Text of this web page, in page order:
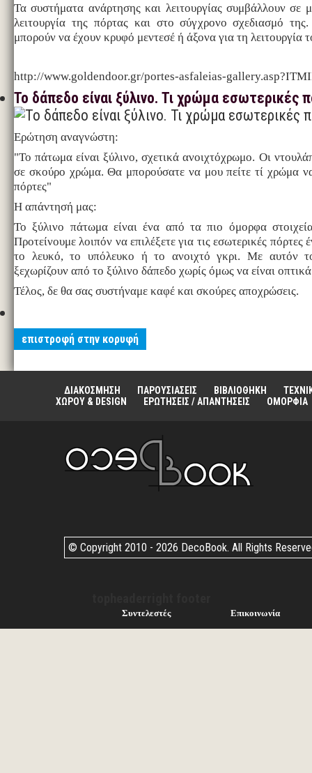
Τα συστήματα ανάρτησης και λειτουργίας συμβάλλουν σε
λειτουργία της πόρτας και στο σύγχρονο σχεδιασμό
μπορούν να έχουν κρυφό μεντεσέ ή άξονα για τη λειτουργία
http://www.goldendoor.gr/portes-asfaleias-
Το δάπεδο είναι ξύλινο. Τι χρώμα εσωτερικές
Ερώτηση αναγνώστη:
"Το πάτωμα είναι ξύλινο, σχετικά ανοιχτόχρωμο. Οι
σε σκούρο χρώμα. Θα μπορούσατε να μου πείτε τί χρώμα να
πόρτες"
Η απάντησή μας:
Το ξύλινο πάτωμα είναι ένα από τα πιο όμορφα
Προτείνουμε λοιπόν να επιλέξετε για τις εσωτερικές
το λευκό, το υπόλευκο ή το ανοιχτό γκρι. Με αυτόν
ξεχωρίζουν από το ξύλινο δάπεδο χωρίς όμως να είναι
Τέλος, δε θα σας συστήναμε καφέ και σκούρες αποχρώσεις.
επιστροφή στην κορυφή
ΔΙΑΚΟΣΜΗΣΗ ΠΑΡΟΥΣΙΑΣΕΙΣ ΒΙΒΛΙΟΘΗΚΗ
ΧΩΡΟΥ & DESIGN
ΕΡΩΤΗΣΕΙΣ / ΑΠΑΝΤΗΣΕΙΣ ΟΜΟΡΦΙΑ
© Copyright 2010 - 2026 DecoBook. All Rights
Συντελεστές Επικοινωνία